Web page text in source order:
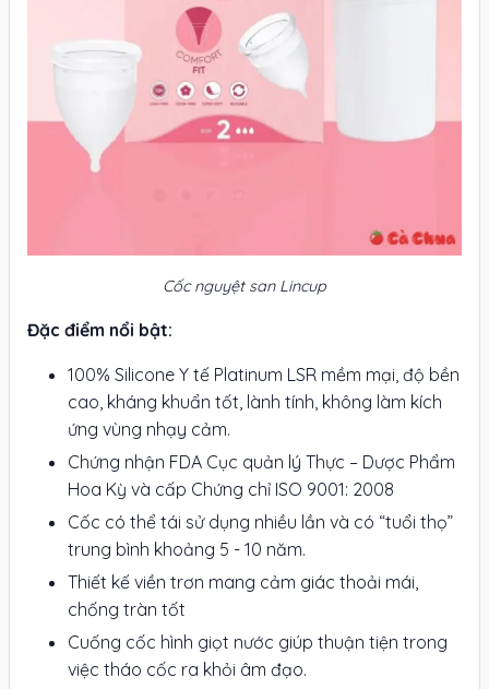
Cốc nguyệt san Lincup
Đặc điểm nổi bật:
100% Silicone Y tế Platinum LSR mềm mại, độ bền
cao, kháng khuẩn tốt, lành tính, không làm kích
ứng vùng nhạy cảm.
Chứng nhận FDA Cục quản lý Thực – Dược Phẩm
Hoa Kỳ và cấp Chứng chỉ ISO 9001: 2008
Cốc có thể tái sử dụng nhiều lần và có “tuổi thọ”
trung bình khoảng 5 - 10 năm.
Thiết kế viền trơn mang cảm giác thoải mái,
chống tràn tốt
Cuống cốc hình giọt nước giúp thuận tiện trong
việc tháo cốc ra khỏi âm đạo.